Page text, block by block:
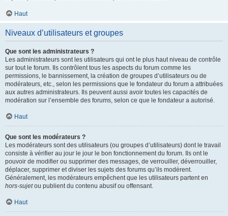
Haut
Niveaux d’utilisateurs et groupes
Que sont les administrateurs ?
Les administrateurs sont les utilisateurs qui ont le plus haut niveau de contrôle
sur tout le forum. Ils contrôlent tous les aspects du forum comme les
permissions, le bannissement, la création de groupes d’utilisateurs ou de
modérateurs, etc., selon les permissions que le fondateur du forum a attribuées
aux autres administrateurs. Ils peuvent aussi avoir toutes les capacités de
modération sur l’ensemble des forums, selon ce que le fondateur a autorisé.
Haut
Que sont les modérateurs ?
Les modérateurs sont des utilisateurs (ou groupes d’utilisateurs) dont le travail
consiste à vérifier au jour le jour le bon fonctionnement du forum. Ils ont le
pouvoir de modifier ou supprimer des messages, de verrouiller, déverrouiller,
déplacer, supprimer et diviser les sujets des forums qu’ils modèrent.
Généralement, les modérateurs empêchent que les utilisateurs partent en
hors-sujetou publient du contenu abusif ou offensant.
Haut